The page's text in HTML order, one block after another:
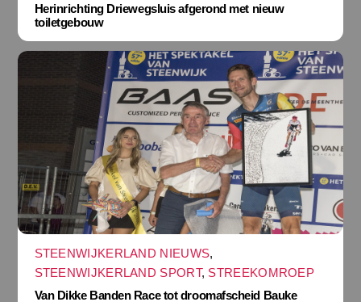
Herinrichting Driewegsluis afgerond met nieuw
toiletgebouw
STEENWIJKERLAND NIEUWS,
STEENWIJKERLAND SPORT, STREEKOMROEP
Van Dikke Banden Race tot droomafscheid Bauke